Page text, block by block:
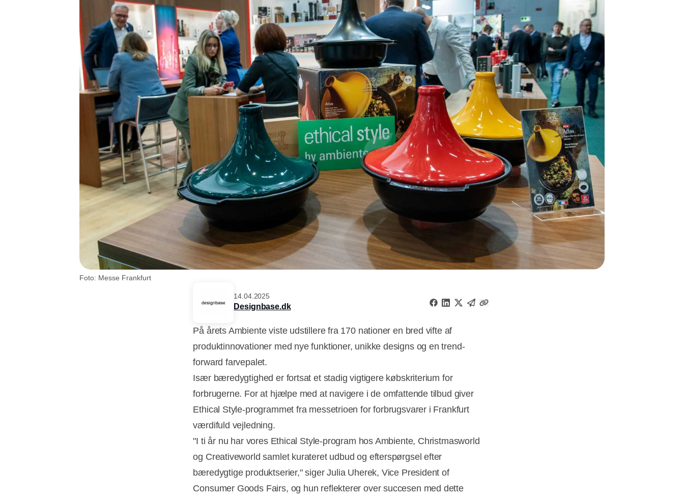
Foto: Messe Frankfurt
14.04.2025
Designbase.dk
På årets Ambiente viste udstillere fra 170 nationer en bred vifte af
produktinnovationer med nye funktioner, unikke designs og en trend-
forward farvepalet.
Især bæredygtighed er fortsat et stadig vigtigere købskriterium for
forbrugerne. For at hjælpe med at navigere i de omfattende tilbud giver
Ethical Style-programmet fra messetrioen for forbrugsvarer i Frankfurt
værdifuld vejledning.
"I ti år nu har vores Ethical Style-program hos Ambiente, Christmasworld
og Creativeworld samlet kurateret udbud og efterspørgsel efter
bæredygtige produktserier," siger Julia Uherek, Vice President of
Consumer Goods Fairs, og hun reflekterer over succesen med dette